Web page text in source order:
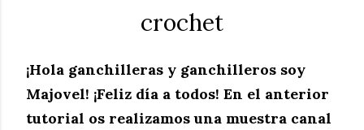
crochet
¡Hola ganchilleras y ganchilleros soy
Majovel! ¡Feliz día a todos! En el anterior
tutorial os realizamos una muestra canal